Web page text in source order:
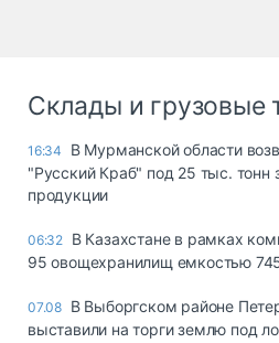
Склады и грузовые
16:34
В Мурманской области
"Русский Краб" под 25 тыс. тонн
продукции
06:32 В Казахстане в рамках
95 овощехранилищ емкостью
07.08 В Выборгском районе
выставили на торги землю под